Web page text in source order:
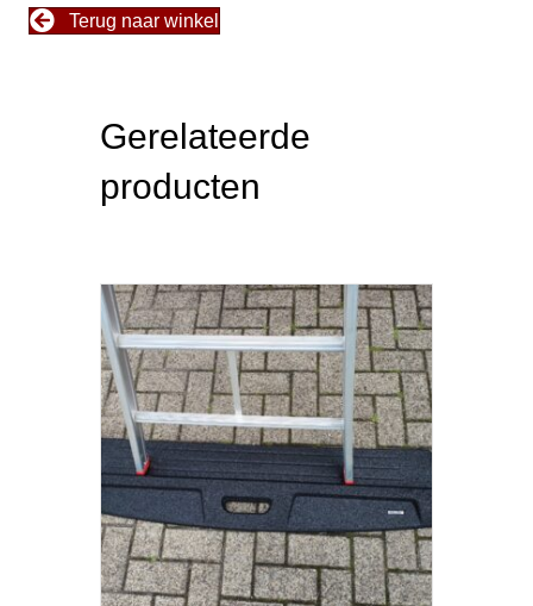
Terug naar winkel
Gerelateerde
producten